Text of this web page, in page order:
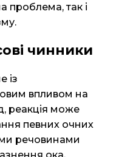
проблема, так і
чинники
із
впливом на
реакція може
певних очних
речовинами